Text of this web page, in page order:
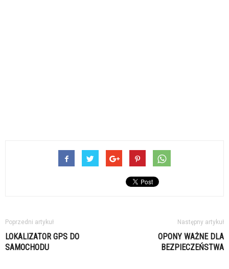
Poprzedni artykuł
LOKALIZATOR GPS DO
SAMOCHODU
Następny artykuł
OPONY WAŻNE DLA
BEZPIECZEŃSTWA